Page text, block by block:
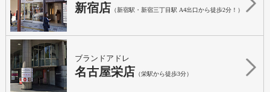
新宿店 （新宿駅・新宿三丁目駅 A4出口から徒歩2分！）
ブランドアドレ
名古屋栄店 （栄駅から徒歩3分）